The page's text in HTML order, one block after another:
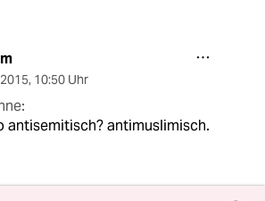
, 10:50 Uhr
antisemitisch? antimuslimisch.